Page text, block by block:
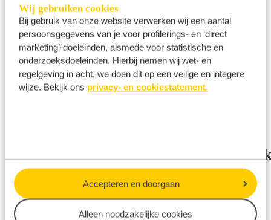
Wij gebruiken cookies
Bij gebruik van onze website verwerken wij een aantal
persoonsgegevens van je voor profilerings- en ‘direct
marketing’-doeleinden, alsmede voor statistische en
onderzoeksdoeleinden. Hierbij nemen wij wet- en
regelgeving in acht, we doen dit op een veilige en integere
wijze. Bekijk ons privacy- en cookiestatement.
Accepteren en doorgaan
Alleen noodzakelijke cookies
hoogte van de laatste trends en
ontwikkelingen in het kennistheater op de
beursvloer.
U komt er direct in contact met meer dan
125 exposanten waardoor u kennis opdoet
over specifieke informatie van technische
Beursdagen
2026
Woensdag 7 oktober 2026 10:00 uur -